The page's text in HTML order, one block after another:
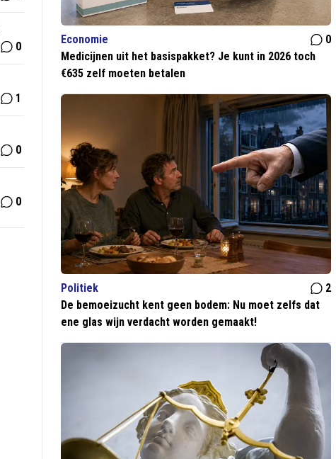
0
1
0
0
Economie
0
Medicijnen uit het basispakket? Je kunt in 2026 toch
€635 zelf moeten betalen
Politiek
2
De bemoeizucht kent geen bodem: Nu moet zelfs dat
ene glas wijn verdacht worden gemaakt!